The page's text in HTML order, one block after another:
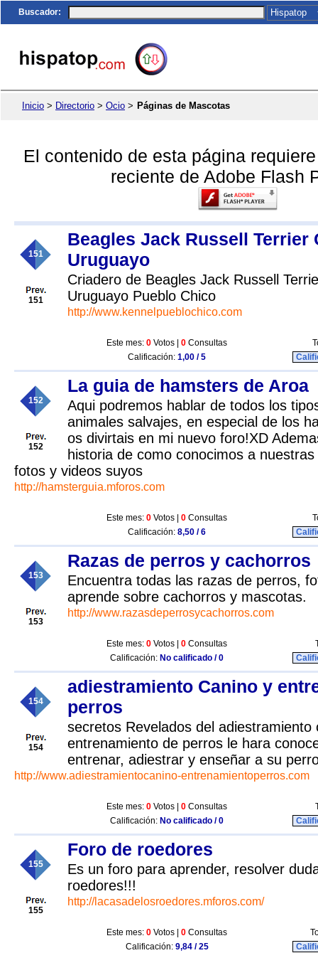
Buscador:
Inicio > Directorio > Ocio > Páginas de Mascotas
El contenido de esta página
reciente de Adobe Flash
151
151
Beagles Jack Russell Terrier
Uruguayo
Criadero de Beagles Jack Russell
Uruguayo Pueblo Chico
http://www.kennelpueblochico.com
Este mes: 0 Votos | 0 Consultas
Calificación: 1,00 / 5
152
152
La guia de hamsters de Aroa
Aqui podremos hablar de todos los
animales salvajes, en especial de los
os divirtais en mi nuevo foro!XD
historia de como conocimos a
fotos y videos suyos
http://hamsterguia.mforos.com
Este mes: 0 Votos | 0 Consultas
Calificación: 8,50 / 6
153
153
Razas de perros y cachorros
Encuentra todas las razas de perros,
aprende sobre cachorros y mascotas.
http://www.razasdeperrosycachorros.com
Este mes: 0 Votos | 0 Consultas
Calificación: No calificado / 0
154
154
adiestramiento Canino y
perros
secretos Revelados del adiestramiento
entrenamiento de perros le hara
entrenar, adiestrar y enseñar a su
http://www.adiestramientocanino-entrenamientoperros.com
Este mes: 0 Votos | 0 Consultas
Calificación: No calificado / 0
155
155
Foro de roedores
Es un foro para aprender, resolver
roedores!!!
http://lacasadelosroedores.mforos.com/
Este mes: 0 Votos | 0 Consultas
Calificación: 9,84 / 25